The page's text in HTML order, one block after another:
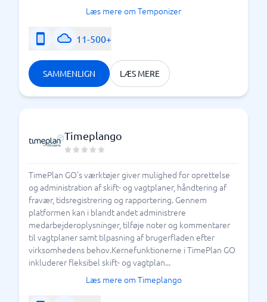
Læs mere om Temponizer
11-500+
SAMMENLIGN LÆS MERE
Timeplango
TimePlan GO’s værktøjer giver mulighed for oprettelse
og administration af skift- og vagtplaner, håndtering af
fravær, tidsregistrering og rapportering. Gennem
platformen kan i blandt andet administrere
medarbejderoplysninger, tilføje noter og kommentarer
til vagtplaner samt tilpasning af brugerfladen efter
virksomhedens behov.Kernefunktionerne i TimePlan GO
inkluderer fleksibel skift- og vagtplan...
Læs mere om Timeplango